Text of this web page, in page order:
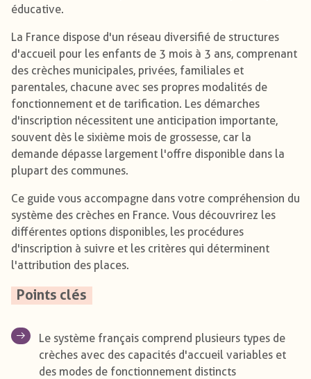
éducative.
La France dispose d'un réseau diversifié de structures
d'accueil pour les enfants de 3 mois à 3 ans, comprenant
des crèches municipales, privées, familiales et
parentales, chacune avec ses propres modalités de
fonctionnement et de tarification. Les démarches
d'inscription nécessitent une anticipation importante,
souvent dès le sixième mois de grossesse, car la
demande dépasse largement l'offre disponible dans la
plupart des communes.
Ce guide vous accompagne dans votre compréhension du
système des crèches en France. Vous découvrirez les
différentes options disponibles, les procédures
d'inscription à suivre et les critères qui déterminent
l'attribution des places.
Points clés
Le système français comprend plusieurs types de
crèches avec des capacités d'accueil variables et
des modes de fonctionnement distincts